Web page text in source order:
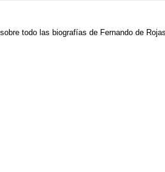
todo las biografías de Fernando de